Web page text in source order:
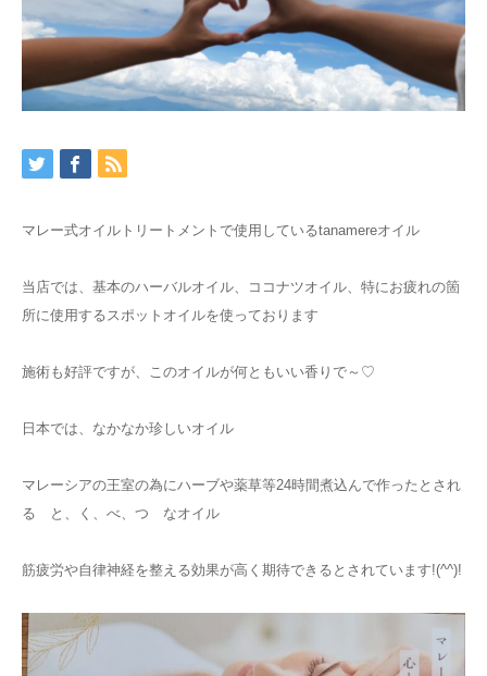
マレー式オイルトリートメントで使用しているtanamereオイル
当店では、基本のハーバルオイル、ココナツオイル、特にお疲れの箇
所に使用するスポットオイルを使っております
施術も好評ですが、このオイルが何ともいい香りで～♡
日本では、なかなか珍しいオイル
マレーシアの王室の為にハーブや薬草等24時間煮込んで作ったとされ
る と、く、べ、つ なオイル
筋疲労や自律神経を整える効果が高く期待できるとされています!(^^)!